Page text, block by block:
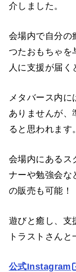
介しました。
会場内で自分の
つたおもちゃを
人に支援が届く
メタバース内
ありませんが、
ると思われます。
会場内にあるス
ナーや勉強会な
の販売も可能！
遊びと癒し、支
トラストさん
公式Instagram